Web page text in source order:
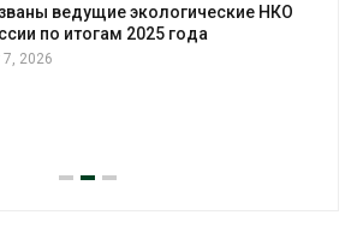
ведущие экологические НКО
по итогам 2025 года
7, 2026